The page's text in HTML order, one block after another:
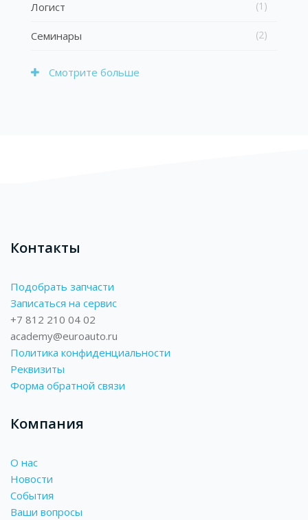
Логист (1)
Семинары (2)
Смотрите больше
Контакты
Подобрать запчасти
Записаться на сервис
+7 812 210 04 02
academy@euroauto.ru
Политика конфиденциальности
Реквизиты
Форма обратной связи
Компания
О нас
Новости
События
Ваши вопросы